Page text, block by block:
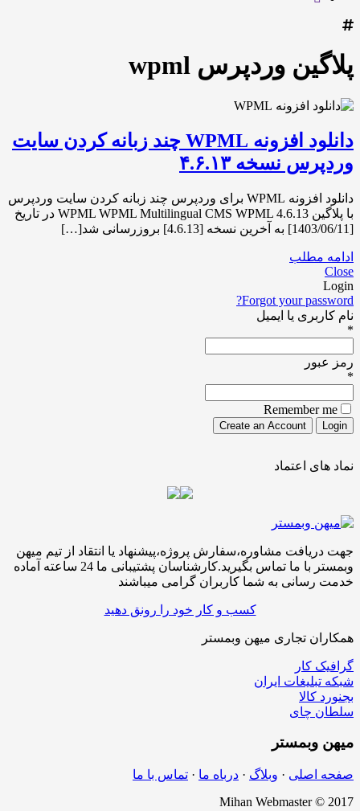
پلاگین وردپرس wpml
دانلود افزونه WPML چند زبانه کردن سایت
وردپرس نسخه ۴.۶.۱۳
دانلود افزونه WPML برای وردپرس چند زبانه کردن سایت وردپرس
با پلاگین WPML WPML Multilingual CMS WPML 4.6.13 در تاریخ
[1403/06/11] به آخرین نسخه [4.6.13] بروزرسانی شد[…]
ادامه مطلب
Close
Login
Forgot your password?
نام کاربری یا ایمیل
*
رمز عبور
*
Remember me
نماد های اعتماد
جهت دریافت مشاوره،سفارش پروژه،پیشنهاد یا انتقاد از تیم میهن
وبمستر با ما تماس بگیرید.کارشناسان پشتیبانی ما 24 ساعته آماده
خدمت رسانی به شما کاربران گرامی میباشند
کسب و کار خود را رونق دهید
همکاران تجاری میهن وبمستر
گرافیک کار
شبکه تبلیغات ایران
بجنورد کالا
سلطان چای
میهن وبمستر
صفحه اصلی · وبلاگ · درباه ما · تماس با ما
Mihan Webmaster © 2017